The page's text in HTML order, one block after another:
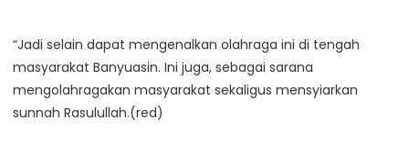
“Jadi selain dapat mengenalkan olahraga ini di tengah
masyarakat Banyuasin. Ini juga, sebagai sarana
mengolahragakan masyarakat sekaligus mensyiarkan
sunnah Rasulullah.(red)